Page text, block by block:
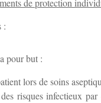
de protection
:
pour but :
lors de soins
risques infectieux par